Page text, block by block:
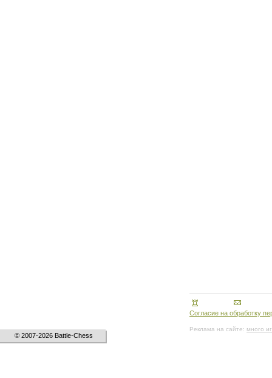
© 2007-2026 Battle-Chess
Согласие на обработку
Реклама на сайте: много